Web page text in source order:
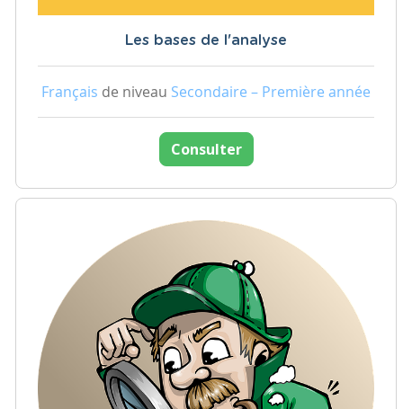
Les bases de l'analyse
Français de niveau Secondaire – Première année
Consulter